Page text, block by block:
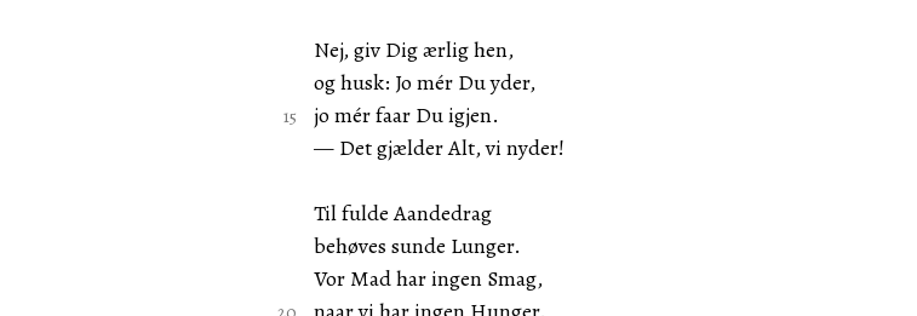
Nej, giv Dig ærlig hen,
og husk: Jo mér Du yder,
jo mér faar Du igjen.
— Det gjælder Alt, vi nyder!
Til fulde Aandedrag
behøves sunde Lunger.
Vor Mad har ingen Smag,